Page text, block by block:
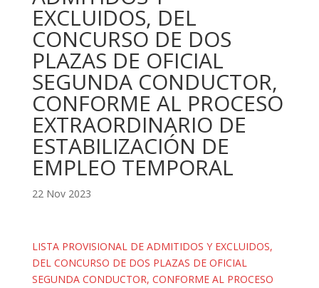
EXCLUIDOS, DEL
CONCURSO DE DOS
PLAZAS DE OFICIAL
SEGUNDA CONDUCTOR,
CONFORME AL PROCESO
EXTRAORDINARIO DE
ESTABILIZACIÓN DE
EMPLEO TEMPORAL
22 Nov 2023
LISTA PROVISIONAL DE ADMITIDOS Y EXCLUIDOS,
DEL CONCURSO DE DOS PLAZAS DE OFICIAL
SEGUNDA CONDUCTOR, CONFORME AL PROCESO